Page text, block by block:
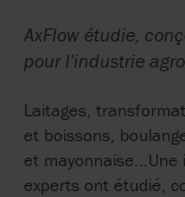
AxFlow étudie,
pour l'industrie
Laitages,
et boissons,
et
experts ont étudié,